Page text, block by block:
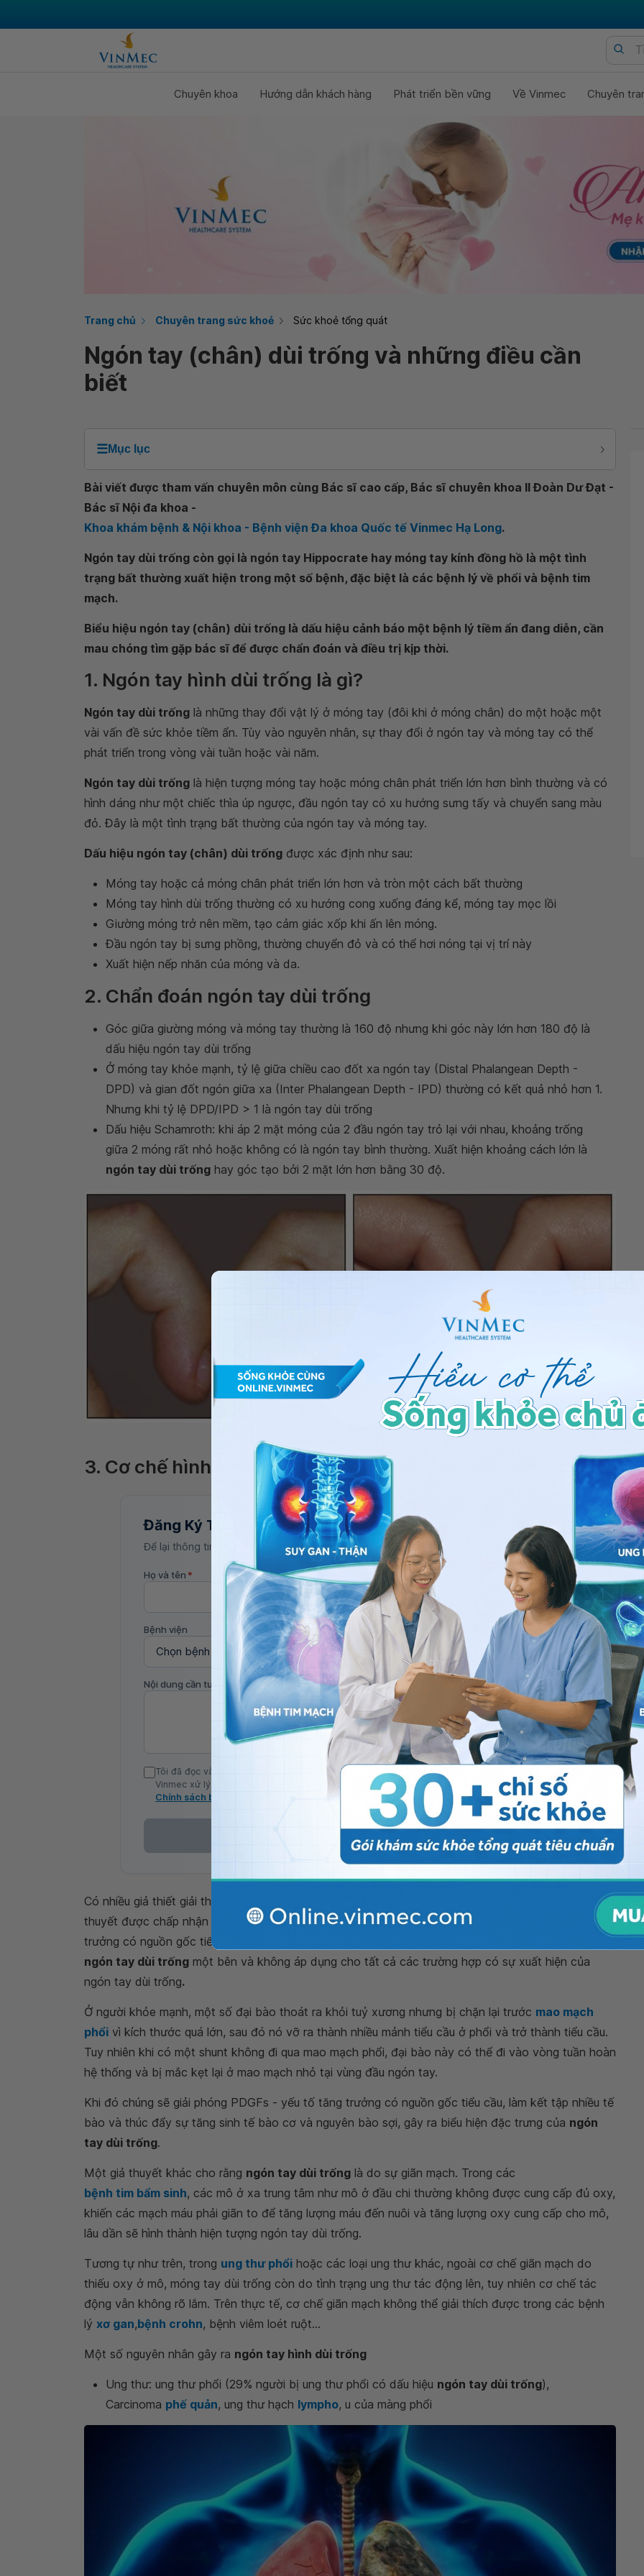
Chuyên khoa Hướng dẫn khách hàng Phát triển bền vững Về Vinmec Chuyên
Trang chủ Chuyên trang sức khoẻ Sức khoẻ tổng quát
Ngón tay (chân) dùi trống và những điều cần
biết
☰Mục lục
Bài viết được tham vấn chuyên môn cùng Bác sĩ cao cấp, Bác sĩ chuyên khoa II Đoàn Dư Đạt -
Bác sĩ Nội đa khoa -
Khoa khám bệnh & Nội khoa - Bệnh viện Đa khoa Quốc tế Vinmec Hạ Long.
Ngón tay dùi trống còn gọi là ngón tay Hippocrate hay móng tay kính đồng hồ là một tình
trạng bất thường xuất hiện trong một số bệnh, đặc biệt là các bệnh lý về phổi và bệnh tim
mạch.
Biểu hiệu ngón tay (chân) dùi trống là dấu hiệu cảnh báo một bệnh lý tiềm ẩn đang diễn, cần
mau chóng tìm gặp bác sĩ để được chẩn đoán và điều trị kịp thời.
1. Ngón tay hình dùi trống là gì?
Ngón tay dùi trống là những thay đổi vật lý ở móng tay (đôi khi ở móng chân) do một hoặc một
vài vấn đề sức khỏe tiềm ẩn. Tùy vào nguyên nhân, sự thay đổi ở ngón tay và móng tay có thể
phát triển trong vòng vài tuần hoặc vài năm.
Ngón tay dùi trống là hiện tượng móng tay hoặc móng chân phát triển lớn hơn bình thường và có
hình dáng như một chiếc thìa úp ngược, đầu ngón tay có xu hướng sưng tấy và chuyển sang màu
đỏ. Đây là một tình trạng bất thường của ngón tay và móng tay.
Dấu hiệu ngón tay (chân) dùi trống được xác định như sau:
Móng tay hoặc cả móng chân phát triển lớn hơn và tròn một cách bất thường
Móng tay hình dùi trống thường có xu hướng cong xuống đáng kể, móng tay mọc lồi
Giường móng trở nên mềm, tạo cảm giác xốp khi ấn lên móng.
Đầu ngón tay bị sưng phồng, thường chuyển đỏ và có thể hơi nóng tại vị trí này
Xuất hiện nếp nhăn của móng và da.
2. Chẩn đoán ngón tay dùi trống
Góc giữa giường móng và móng tay thường là 160 độ nhưng khi góc này lớn hơn 180 độ là
dấu hiệu ngón tay dùi trống
Ở móng tay khỏe mạnh, tỷ lệ giữa chiều cao đốt xa ngón tay (Distal Phalangean Depth -
DPD) và gian đốt ngón giữa xa (Inter Phalangean Depth - IPD) thường có kết quả nhỏ hơn 1.
Nhưng khi tỷ lệ DPD/IPD > 1 là ngón tay dùi trống
Dấu hiệu Schamroth: khi áp 2 mặt móng của 2 đầu ngón tay trỏ lại với nhau, khoảng trống
giữa 2 móng rất nhỏ hoặc không có là ngón tay bình thường. Xuất hiện khoảng cách lớn là
ngón tay dùi trống hay góc tạo bởi 2 mặt lớn hơn bằng 30 độ.
Sự khác biệt giữa ngón tay bình thường và ngón tay dùi trống
3. Cơ chế hình thành ngón tay dùi trống
Đăng Ký Tư Vấn
Để lại thông tin, bác sĩ Vinmec sẽ liên hệ tư vấn trong 24 giờ.
Họ và tên * Số điện thoại*
Bệnh viện
Nội dung cần tư vấn
Tôi đã đọc và đồng ý với Chính sách bảo vệ dữ liệu cá nhân của Vinmec và chấp thuận để
Vinmec xử lý DLCN của tôi theo quy định của pháp luật về bảo vệ DLCN.
Chính sách bảo mật
Có nhiều giả thiết giải thích cơ chế sinh ra
, tuy nhiên vẫn còn chưa rõ ràng. Giả
thuyết được chấp nhận nhiều nhất hiện nay là giả thuyết liên quan đếntiểu cầu
và các yếu tố tăng
trưởng có nguồn gốc tiểu cầu (gọi tắt là PDGF). Tuy nhiên, lại không giải thích được hiện tượng
ngón tay dùi trống một bên và không áp dụng cho tất cả các trường hợp có sự xuất hiện của
ngón tay dùi trống.
Ở người khỏe mạnh, một số đại bào thoát ra khỏi tuỷ xương nhưng bị chặn lại trước mao mạch
phổi vì kích thước quá lớn, sau đó nó vỡ ra thành nhiều mảnh tiểu cầu ở phổi và trở thành tiểu cầu.
Tuy nhiên khi có một shunt không đi qua mao mạch phổi, đại bào này có thể đi vào vòng tuần hoàn
hệ thống và bị mắc kẹt lại ở mao mạch nhỏ tại vùng đầu ngón tay.
Khi đó chúng sẽ giải phóng PDGFs - yếu tố tăng trưởng có nguồn gốc tiểu cầu, làm kết tập nhiều tế
bào và thúc đẩy sự tăng sinh tế bào cơ và nguyên bào sợi, gây ra biểu hiện đặc trưng của ngón
tay dùi trống.
Một giả thuyết khác cho rằng ngón tay dùi trống là do sự giãn mạch. Trong các
bệnh tim bẩm sinh, các mô ở xa trung tâm như mô ở đầu chi thường không được cung cấp đủ oxy,
khiến các mạch máu phải giãn to để tăng lượng máu đến nuôi và tăng lượng oxy cung cấp cho mô,
lâu dần sẽ hình thành hiện tượng ngón tay dùi trống.
Tương tự như trên, trong ung thư phổi hoặc các loại ung thư khác, ngoài cơ chế giãn mạch do
thiếu oxy ở mô, móng tay dùi trống còn do tình trạng ung thư tác động lên, tuy nhiên cơ chế tác
động vẫn không rõ lắm. Trên thực tế, cơ chế giãn mạch không thể giải thích được trong các bệnh
lý xơ gan,bệnh crohn, bệnh viêm loét ruột...
Một số nguyên nhân gây ra ngón tay hình dùi trống
Ung thư: ung thư phổi (29% người bị ung thư phổi có dấu hiệu ngón tay dùi trống),
Carcinoma phế quản, ung thư hạch lympho, u của màng phổi